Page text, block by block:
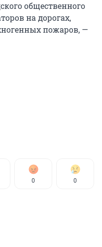
общественного
на дорогах,
пожаров, —
0 0